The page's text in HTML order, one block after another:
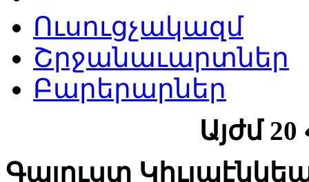
Ուսուցչակազմ
Շրջանաւարտներ
Բարերարներ
Այժմ
Գալուստ